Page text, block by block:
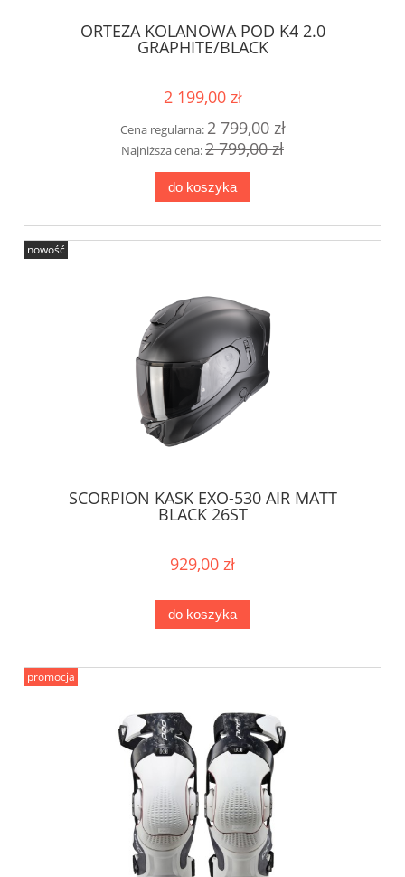
ORTEZA KOLANOWA POD K4 2.0
GRAPHITE/BLACK
2 199,00 zł
Cena regularna:2 799,00 zł
Najniższa cena:2 799,00 zł
do koszyka
SCORPION KASK EXO-530 AIR MATT
BLACK 26ST
929,00 zł
do koszyka
nowość
promocja